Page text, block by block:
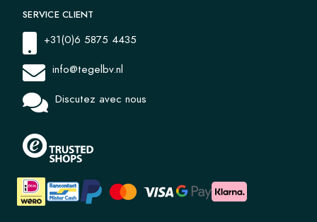
SERVICE CLIENT
+31(0)6 5875 4435
info@tegelbv.nl
Discutez avec nous